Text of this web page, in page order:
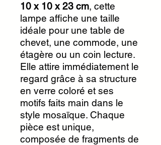
10 x 10 x 23 cm, cette
lampe affiche une taille
idéale pour une table de
chevet, une commode, une
étagère ou un coin lecture.
Elle attire immédiatement le
regard grâce à sa structure
en verre coloré et ses
motifs faits main dans le
style mosaïque. Chaque
pièce est unique,
composée de fragments de